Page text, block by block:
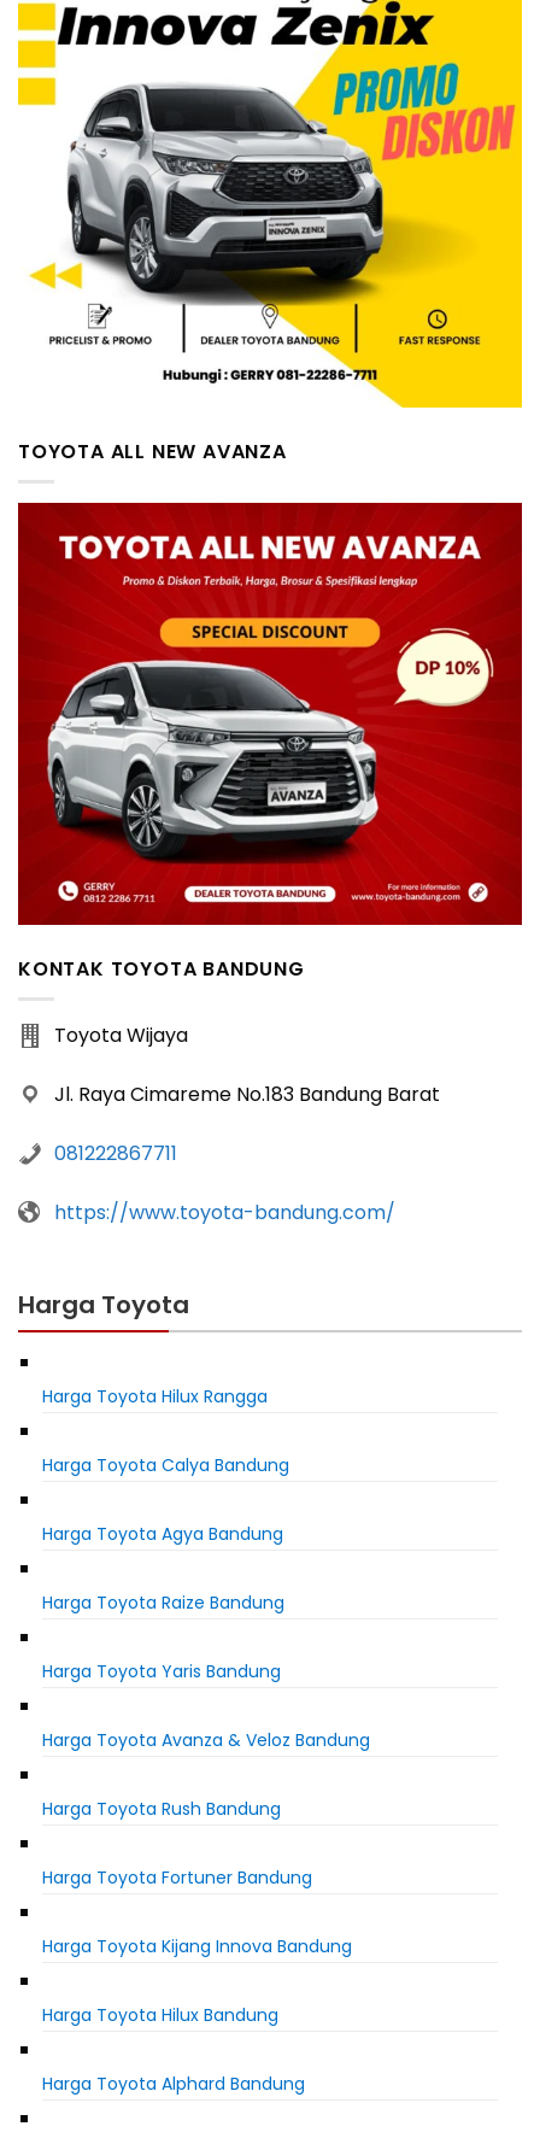
TOYOTA ALL NEW AVANZA
KONTAK TOYOTA BANDUNG
Toyota Wijaya
Jl. Raya Cimareme No.183 Bandung Barat
081222867711
https://www.toyota-bandung.com/
Harga Toyota
Harga Toyota Hilux Rangga
Harga Toyota Calya Bandung
Harga Toyota Agya Bandung
Harga Toyota Raize Bandung
Harga Toyota Yaris Bandung
Harga Toyota Avanza & Veloz Bandung
Harga Toyota Rush Bandung
Harga Toyota Fortuner Bandung
Harga Toyota Kijang Innova Bandung
Harga Toyota Hilux Bandung
Harga Toyota Alphard Bandung